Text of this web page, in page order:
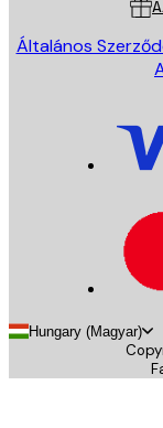
Általános
Hungary (Magyar)